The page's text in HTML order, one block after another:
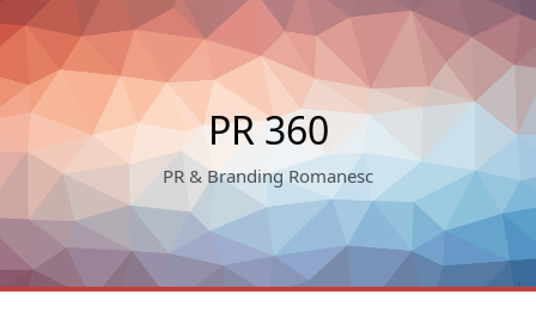
Skip
to
content
PR 360
PR & Branding Romanesc